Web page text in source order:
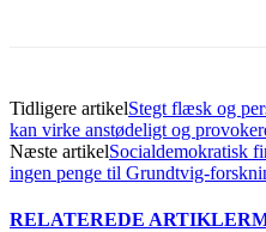
Tidligere artikelStegt flæsk og
kan virke anstødeligt og
Næste artikelSocialdemokratisk
ingen penge til Grundtvig-
RELATEREDE ARTIKLER